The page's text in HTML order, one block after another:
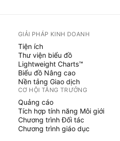
GIẢI PHÁP KINH DOANH
Tiện ích
Thư viện biểu đồ
Lightweight Charts™
Biểu đồ Nâng cao
Nền tảng Giao dịch
CƠ HỘI TĂNG TRƯỞNG
Quảng cáo
Tích hợp tính năng Môi giới
Chương trình Đối tác
Chương trình giáo dục